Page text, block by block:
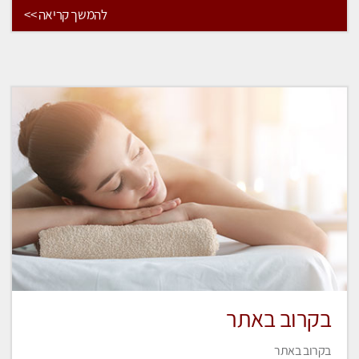
להמשך קריאה >>
בקרוב באתר
בקרוב באתר